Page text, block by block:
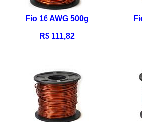
Fio 16 AWG 500g
R$ 111,82